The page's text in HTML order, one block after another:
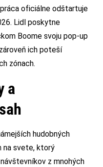
oficiálne odštartuje
Lidl poskytne
Boome svoju pop-up
ich poteší
zónach.
a
hudobných
na svete, ktorý
z mnohých